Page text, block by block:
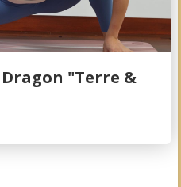
"Terre &